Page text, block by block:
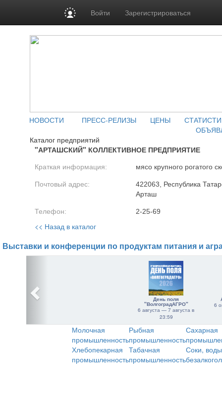
Войти Зарегистрироваться
НОВОСТИ ПРЕСС-РЕЛИЗЫ ЦЕНЫ
Каталог предприятий
"АРТАШСКИЙ" КОЛЛЕКТИВНОЕ ПРЕДПРИЯТИЕ
Краткая информация: мясо крупного рогатого
Почтовый адрес:
422063, Республика
Арташ
Телефон: 2-25-69
<< Назад в каталог
Выставки и конференции по продуктам питания и
День поля
"ВолгоградАГРО"
6 августа — 7 августа в
23:59
6
Молочная
промышленность
Рыбная
промышленность
Сахарная
Хлебопекарная
промышленность
Табачная
промышленность
Соки,